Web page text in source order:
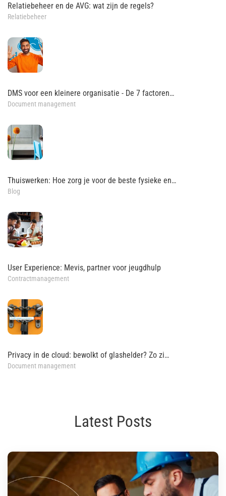
Relatiebeheer en de AVG: wat zijn de regels?
Relatiebeheer
DMS voor een kleinere organisatie - De 7 factoren…
Document management
Thuiswerken: Hoe zorg je voor de beste fysieke en…
Blog
User Experience: Mevis, partner voor jeugdhulp
Contractmanagement
Privacy in de cloud: bewolkt of glashelder? Zo zi…
Document management
Latest Posts